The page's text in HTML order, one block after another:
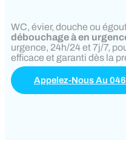
WC, évier, douche ou
débouchage à en
urgence, 24h/24 et 7j/7,
efficace et garanti dès la
Appelez-Nous Au